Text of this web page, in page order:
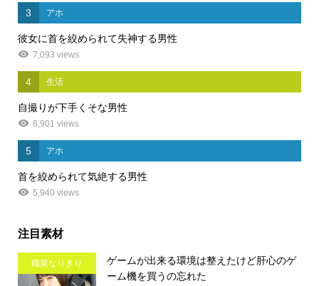
3 アホ
彼女に首を絞められて失神する男性
7,093 views
4 生活
自撮りが下手くそな男性
6,901 views
5 アホ
首を絞められて気絶する男性
5,940 views
注目素材
職業なりきり
ゲームが出来る環境は整えたけど肝心のゲ
ーム機を買うの忘れた